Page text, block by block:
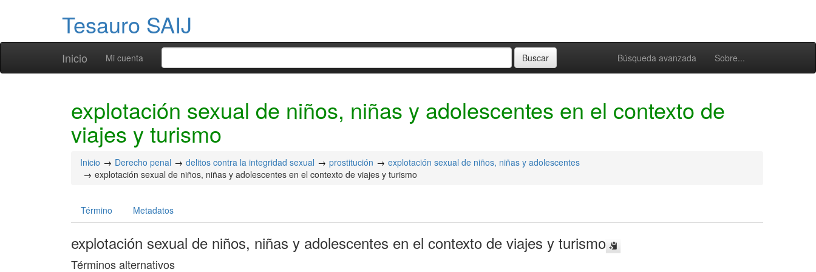
Tesauro SAIJ
Inicio Búsqueda avanzada Sobre...
Mi cuenta
explotación sexual de niños, niñas y adolescentes en el contexto de
viajes y turismo
Inicio Derecho penal delitos contra la integridad sexual prostitución
explotación sexual de niños, niñas y adolescentes
explotación sexual de niños, niñas y adolescentes en el contexto de viajes y turismo
Término Metadatos
explotación sexual de niños, niñas y adolescentes en el contexto de viajes y turismo
Términos alternativos